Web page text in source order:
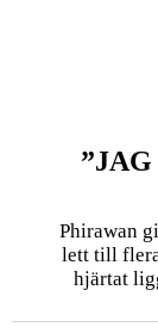
Phirawan
lett till
hjärtat